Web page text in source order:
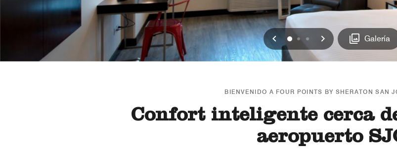
Anterior
0 1 2 SiguienteGalería
BIENVENIDO A FOUR POINTS BY SHERATON SAN
Confort inteligente cerca
aeropuerto